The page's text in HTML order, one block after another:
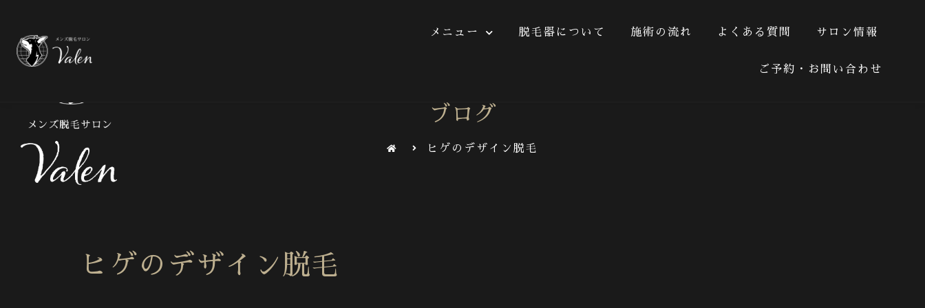
脱毛器について 施術の流れ よくある質問 サロン情報 ご予約・お問い合わせ
メニュー 脱毛器について 施術の流れ よくある質問 サロン情報
ご予約・お問い合わせ
ブログ
ヒゲのデザイン脱毛
ヒゲのデザイン脱毛